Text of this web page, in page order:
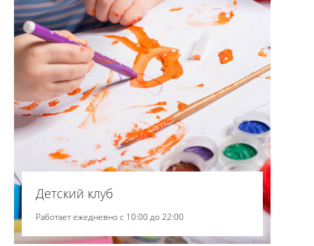
Детский клуб
Работает ежедневно с 10:00 до 22:00